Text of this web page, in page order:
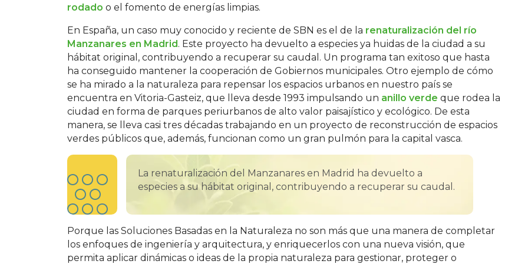
rodado o el fomento de energías limpias.
En España, un caso muy conocido y reciente de SBN es el de la renaturalización del río
Manzanares en Madrid. Este proyecto ha devuelto a especies ya huidas de la ciudad a su
hábitat original, contribuyendo a recuperar su caudal. Un programa tan exitoso que hasta
ha conseguido mantener la cooperación de Gobiernos municipales. Otro ejemplo de cómo
se ha mirado a la naturaleza para repensar los espacios urbanos en nuestro país se
encuentra en Vitoria-Gasteiz, que lleva desde 1993 impulsando un anillo verde que rodea la
ciudad en forma de parques periurbanos de alto valor paisajístico y ecológico. De esta
manera, se lleva casi tres décadas trabajando en un proyecto de reconstrucción de espacios
verdes públicos que, además, funcionan como un gran pulmón para la capital vasca.
La renaturalización del Manzanares en Madrid ha devuelto a
especies a su hábitat original, contribuyendo a recuperar su caudal.
Porque las Soluciones Basadas en la Naturaleza no son más que una manera de completar
los enfoques de ingeniería y arquitectura, y enriquecerlos con una nueva visión, que
permita aplicar dinámicas o ideas de la propia naturaleza para gestionar, proteger o